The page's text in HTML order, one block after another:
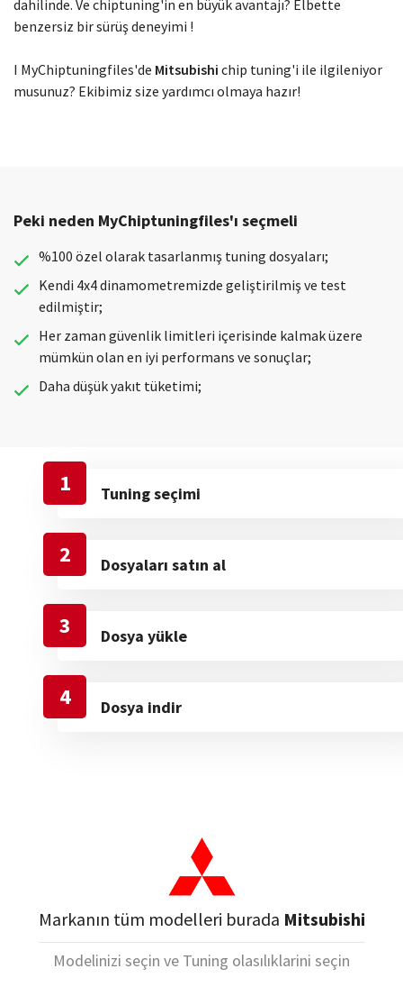
dahilinde. Ve chiptuning'in en büyük avantajı? Elbette
benzersiz bir sürüş deneyimi !
I MyChiptuningfiles'de Mitsubishi chip tuning'i ile ilgileniyor
musunuz? Ekibimiz size yardımcı olmaya hazır!
Peki neden MyChiptuningfiles'ı seçmeli
%100 özel olarak tasarlanmış tuning dosyaları;
Kendi 4x4 dinamometremizde geliştirilmiş ve test
edilmiştir;
Her zaman güvenlik limitleri içerisinde kalmak üzere
mümkün olan en iyi performans ve sonuçlar;
Daha düşük yakıt tüketimi;
1 Tuning seçimi
2 Dosyaları satın al
3 Dosya yükle
4 Dosya indir
Markanın tüm modelleri burada Mitsubishi
Modelinizi seçin ve Tuning olasılıklarini seçin